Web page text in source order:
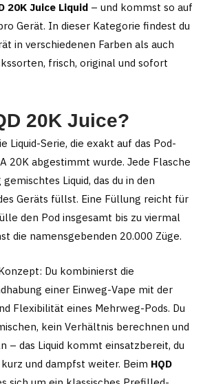
20K Juice Liquid – und kommst so auf
Gerät. In dieser Kategorie findest du
in verschiedenen Farben als auch
frisch, original und sofort
20K Juice?
Liquid-Serie, die exakt auf das Pod-
20K abgestimmt wurde. Jede Flasche
Liquid, das du in den
Geräts füllst. Eine Füllung reicht für
den Pod insgesamt bis zu viermal
die namensgebenden 20.000 Züge.
Du kombinierst die
einer Einweg-Vape mit der
Flexibilität eines Mehrweg-Pods. Du
kein Verhältnis berechnen und
– das Liquid kommt einsatzbereit, du
und dampfst weiter. Beim HQD